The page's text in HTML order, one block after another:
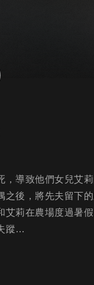
導致他們女兒艾
後，將先夫留下
莉在農場度過暑
蹤…